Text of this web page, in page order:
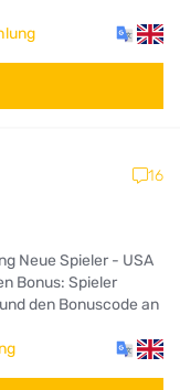
16
Neue Spieler - USA
Bonus: Spieler
den Bonuscode an